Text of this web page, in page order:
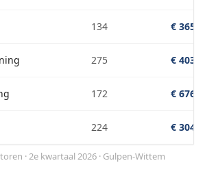
134 €
275 €
172 €
224 €
· 2e kwartaal 2026 · Gulpen-Wittem